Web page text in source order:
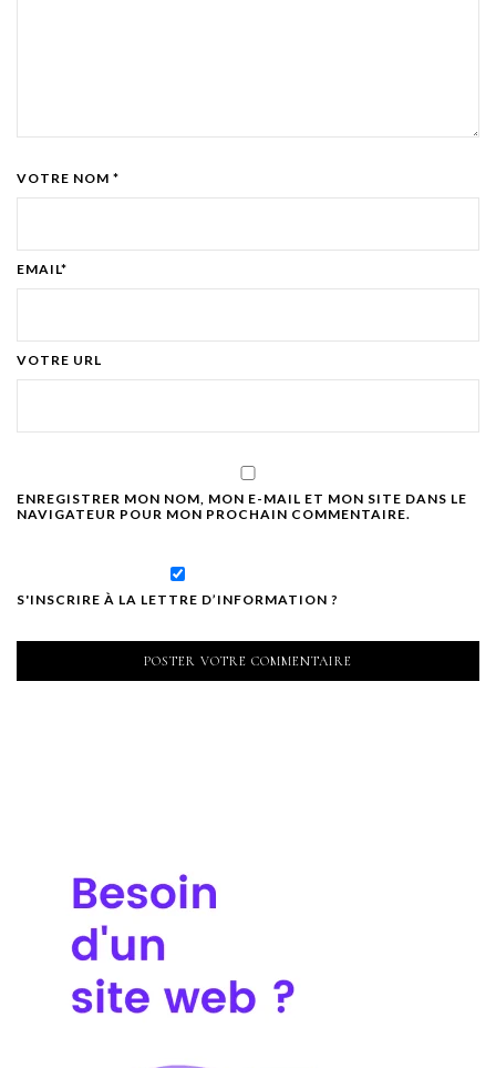
VOTRE NOM *
EMAIL*
VOTRE URL
ENREGISTRER MON NOM, MON E-MAIL ET MON SITE DANS LE
NAVIGATEUR POUR MON PROCHAIN COMMENTAIRE.
S'INSCRIRE À LA LETTRE D’INFORMATION ?